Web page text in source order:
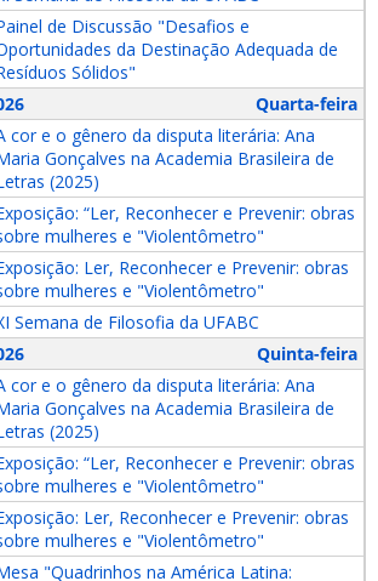
de Discussão "Desafios e
da Destinação Adequada de
Sólidos"
Quarta-feira
cor e o gênero da disputa literária: Ana
Gonçalves na Academia Brasileira de
(2025)
“Ler, Reconhecer e Prevenir: obras
mulheres e "Violentômetro"
Ler, Reconhecer e Prevenir: obras
mulheres e "Violentômetro"
Semana de Filosofia da UFABC
Quinta-feira
cor e o gênero da disputa literária: Ana
Gonçalves na Academia Brasileira de
(2025)
“Ler, Reconhecer e Prevenir: obras
mulheres e "Violentômetro"
Ler, Reconhecer e Prevenir: obras
mulheres e "Violentômetro"
"Quadrinhos na América Latina: